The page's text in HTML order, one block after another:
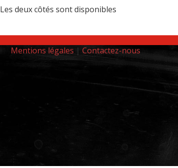
Les deux côtés sont disponibles
Mentions légales | Contactez-nous